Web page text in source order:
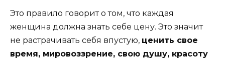
Это правило говорит о том, что каждая
женщина должна знать себе цену. Это значит
не растрачивать себя впустую, ценить свое
время, мировоззрение, свою душу, красоту